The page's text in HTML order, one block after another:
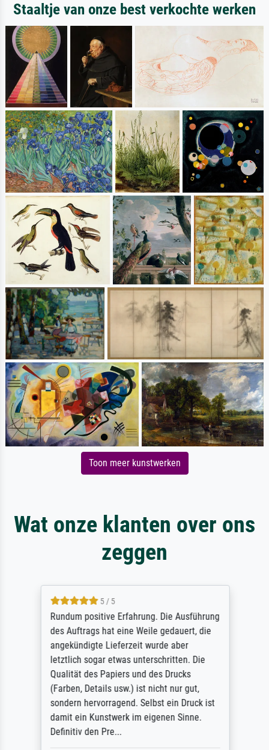
Staaltje van onze best verkochte werken
Toon meer kunstwerken
Wat onze klanten over ons
zeggen
5 / 5
Rundum positive Erfahrung. Die Ausführung
des Auftrags hat eine Weile gedauert, die
angekündigte Lieferzeit wurde aber
letztlich sogar etwas unterschritten. Die
Qualität des Papiers und des Drucks
(Farben, Details usw.) ist nicht nur gut,
sondern hervorragend. Selbst ein Druck ist
damit ein Kunstwerk im eigenen Sinne.
Definitiv den Pre...